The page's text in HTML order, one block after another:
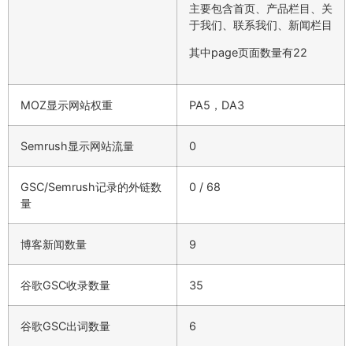
主要包含首页、产品栏目、关
于我们、联系我们、新闻栏目
其中page页面数量有22
MOZ显示网站权重 PA5，DA3
Semrush显示网站流量 0
GSC/Semrush记录的外链数
量
0 / 68
博客新闻数量 9
谷歌GSC收录数量 35
谷歌GSC出词数量 6